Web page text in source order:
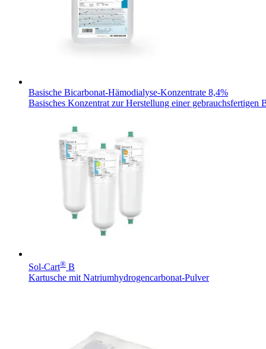
B. Braun HomeCare
Finden Sie Ihren Job
Entdecken Sie Ihre Karrierechancen bei B. Braun.
Basische Bicarbonat-Hämodialyse-Konzentrate 8,4%
Basisches Konzentrat zur Herstellung einer gebrauchsfertigen
Sol-Cart® B
Kartusche mit Natriumhydrogencarbonat-Pulver